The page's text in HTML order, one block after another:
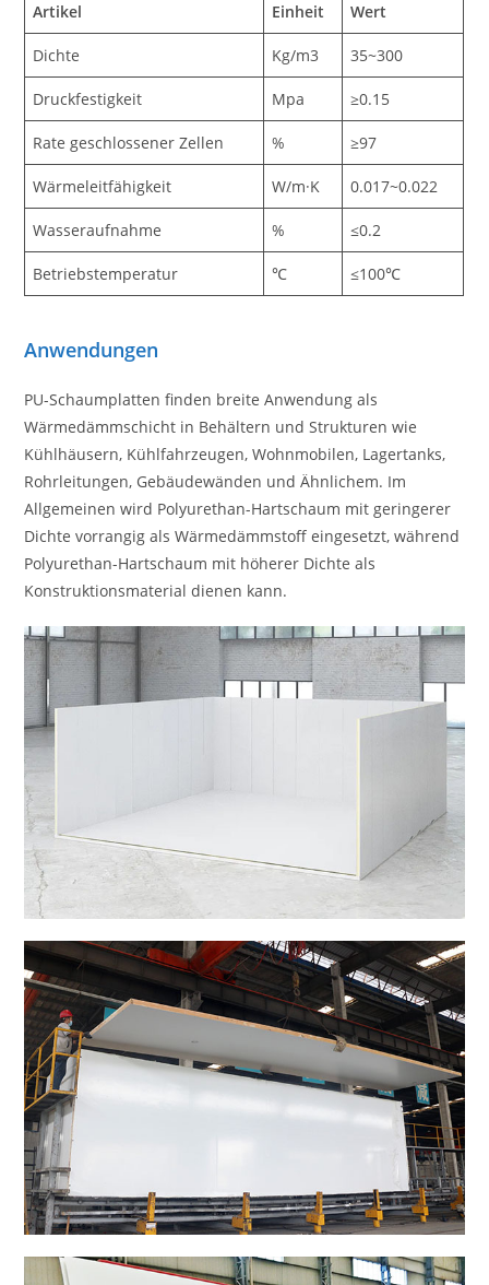
Artikel Einheit Wert
Dichte Kg/m3 35~300
Druckfestigkeit Mpa ≥0.15
Rate geschlossener Zellen % ≥97
Wärmeleitfähigkeit W/m·K 0.017~0.022
Wasseraufnahme % ≤0.2
Betriebstemperatur ℃ ≤100℃
Anwendungen
PU-Schaumplatten finden breite Anwendung als
Wärmedämmschicht in Behältern und Strukturen wie
Kühlhäusern, Kühlfahrzeugen, Wohnmobilen, Lagertanks,
Rohrleitungen, Gebäudewänden und Ähnlichem. Im
Allgemeinen wird Polyurethan-Hartschaum mit geringerer
Dichte vorrangig als Wärmedämmstoff eingesetzt, während
Polyurethan-Hartschaum mit höherer Dichte als
Konstruktionsmaterial dienen kann.